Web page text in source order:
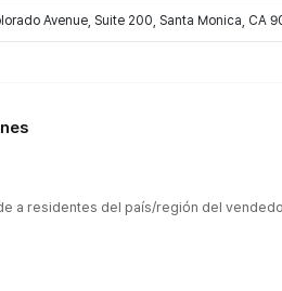
Avenue, Suite 200, Santa Monica, CA
a residentes del país/región del